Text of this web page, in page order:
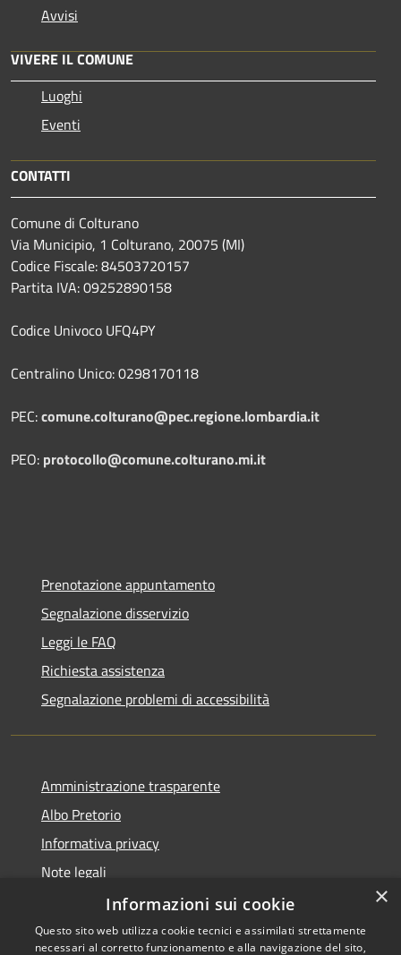
Avvisi
VIVERE IL COMUNE
Luoghi
Eventi
CONTATTI
Comune di Colturano
Via Municipio, 1 Colturano, 20075 (MI)
Codice Fiscale: 84503720157
Partita IVA: 09252890158
Codice Univoco UFQ4PY
Centralino Unico: 0298170118
PEC:comune.colturano@pec.regione.lombardia.it
PEO: protocollo@comune.colturano.mi.it
Prenotazione appuntamento
Segnalazione disservizio
Leggi le FAQ
Richiesta assistenza
Segnalazione problemi di accessibilità
Amministrazione trasparente
Albo Pretorio
Informativa privacy
Note legali
Dichiarazione di accessibilità
×
Informazioni sui cookie
Questo sito web utilizza cookie tecnici e assimilati strettamente
necessari al corretto funzionamento e alla navigazione del sito,